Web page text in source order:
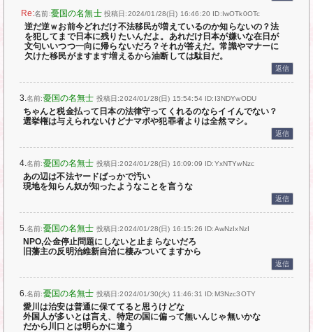
名前:憂国の名無士 投稿日:2024/01/28(日) 16:46:20 ID:IwOTk0OTc
逆だ逆ｗお前今どれだけ不法移民が増えているのか知らないの？法
を犯してまで日本に残りたいんだよ。あれだけ日本が嫌いな在日が
文句いいつつ一向に帰らないだろ？それが答えだ。常識やマナーに
欠けた移民がますます増えるから油断しては駄目だ。
返信
3.名前:憂国の名無士 投稿日:2024/01/28(日) 15:54:54 ID:I3NDYwODU
ちゃんと税金払って日本の法律守ってくれるのならイイんでない？
選挙権は与えられないけどナマポや犯罪者よりは全然マシ。
返信
4.名前:憂国の名無士 投稿日:2024/01/28(日) 16:09:09 ID:YxNTYwNzc
あの辺は不法ヤードばっかで汚い
現地を知らん奴が知ったようなことを言うな
返信
5.名前:憂国の名無士 投稿日:2024/01/28(日) 16:15:26 ID:AwNzIxNzI
NPO,公金停止問題にしないと止まらないだろ
旧藩主の反明治維新自治に棲みついてますから
返信
6.名前:憂国の名無士 投稿日:2024/01/30(火) 11:46:31 ID:M3Nzc3OTY
愛川は治安は普通に保ててると思うけどな
外国人が多いとは言え、特定の国に偏って無いんじゃ無いかな
だから川口とは明らかに違う